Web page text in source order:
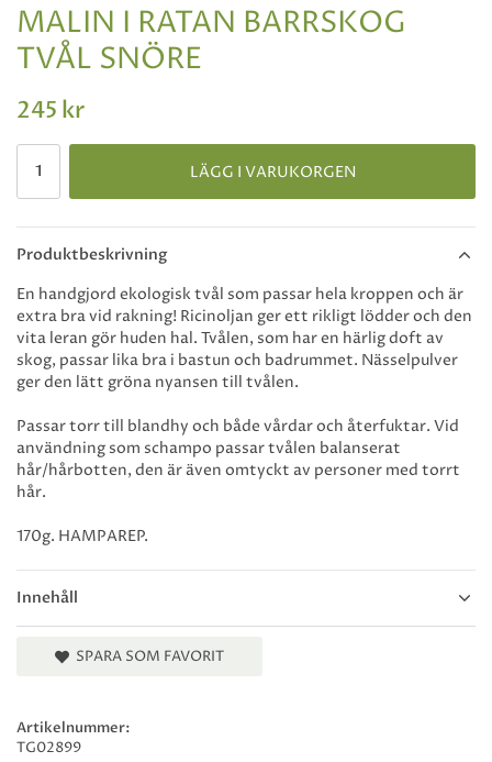
MALIN I RATAN BARRSKOG
TVÅL SNÖRE
245 kr
LÄGG I VARUKORGEN
Produktbeskrivning
Innehåll
En handgjord ekologisk tvål som passar hela kroppen och är
extra bra vid rakning! Ricinoljan ger ett rikligt lödder och den
vita leran gör huden hal. Tvålen, som har en härlig doft av
skog, passar lika bra i bastun och badrummet. Nässelpulver
ger den lätt gröna nyansen till tvålen.
Passar torr till blandhy och både vårdar och återfuktar. Vid
användning som schampo passar tvålen balanserat
hår/hårbotten, den är även omtyckt av personer med torrt
hår.
170g. HAMPAREP.
SPARA SOM FAVORIT
Artikelnummer:
TG02899